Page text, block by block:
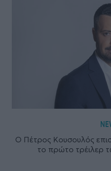
Ο Πέτρος Κουσουλός
το πρώτο τρέιλερ